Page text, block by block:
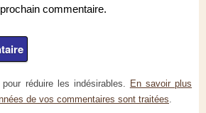
commentaire.
réduire les indésirables. En savoir plus
de vos commentaires sont traitées